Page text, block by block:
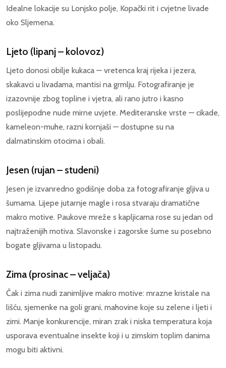
Idealne lokacije su Lonjsko polje, Kopački rit i cvjetne livade
oko Sljemena.
Ljeto (lipanj – kolovoz)
Ljeto donosi obilje kukaca — vretenca kraj rijeka i jezera,
skakavci u livadama, mantisi na grmlju. Fotografiranje je
izazovnije zbog topline i vjetra, ali rano jutro i kasno
poslijepodne nude mirne uvjete. Mediteranske vrste — cikade,
kameleon-muhe, razni kornjaši — dostupne su na
dalmatinskim otocima i obali.
Jesen (rujan – studeni)
Jesen je izvanredno godišnje doba za fotografiranje gljiva u
šumama. Lijepe jutarnje magle i rosa stvaraju dramatične
makro motive. Paukove mreže s kapljicama rose su jedan od
najtraženijih motiva. Slavonske i zagorske šume su posebno
bogate gljivama u listopadu.
Zima (prosinac – veljača)
Čak i zima nudi zanimljive makro motive: mrazne kristale na
lišću, sjemenke na goli grani, mahovine koje su zelene i ljeti i
zimi. Manje konkurencije, miran zrak i niska temperatura koja
usporava eventualne insekte koji i u zimskim toplim danima
mogu biti aktivni.